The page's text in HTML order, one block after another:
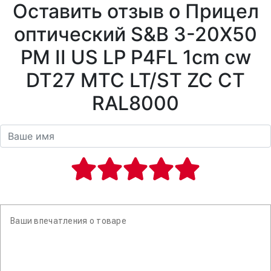
Оставить отзыв о Прицел
оптический S&B 3-20X50
PM II US LP P4FL 1cm cw
DT27 MTC LT/ST ZC CT
RAL8000